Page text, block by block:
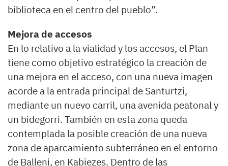
biblioteca en el centro del pueblo”.
Mejora de accesos
En lo relativo a la vialidad y los accesos, el Plan
tiene como objetivo estratégico la creación de
una mejora en el acceso, con una nueva imagen
acorde a la entrada principal de Santurtzi,
mediante un nuevo carril, una avenida peatonal y
un bidegorri. También en esta zona queda
contemplada la posible creación de una nueva
zona de aparcamiento subterráneo en el entorno
de Balleni, en Kabiezes. Dentro de las